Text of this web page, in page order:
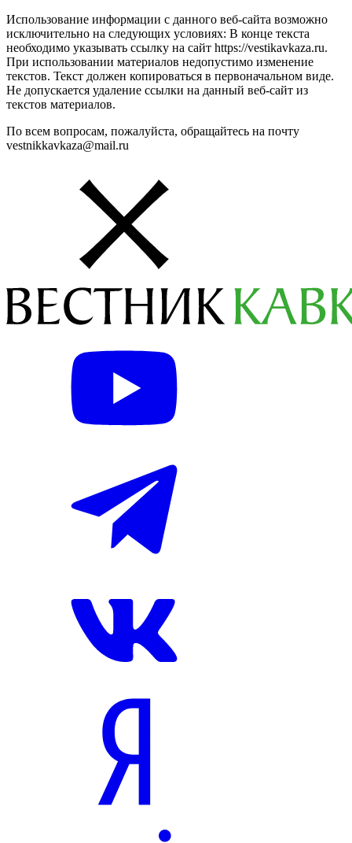
Использование информации с данного веб-сайта возможно
исключительно на следующих условиях: В конце текста
необходимо указывать ссылку на сайт https://vestikavkaza.ru.
При использовании материалов недопустимо изменение
текстов. Текст должен копироваться в первоначальном виде.
Не допускается удаление ссылки на данный веб-сайт из
текстов материалов.
По всем вопросам, пожалуйста, обращайтесь на почту
vestnikkavkaza@mail.ru